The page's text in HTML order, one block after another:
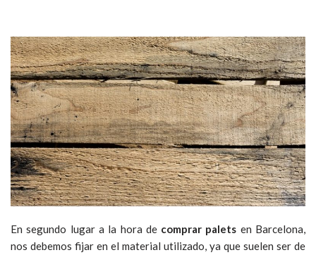
En segundo lugar a la hora de comprar palets en Barcelona,
nos debemos fijar en el material utilizado, ya que suelen ser de